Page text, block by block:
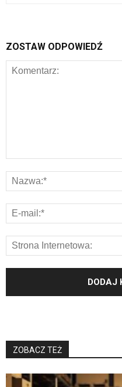
ZOSTAW ODPOWIEDŹ
ZOBACZ TEŻ